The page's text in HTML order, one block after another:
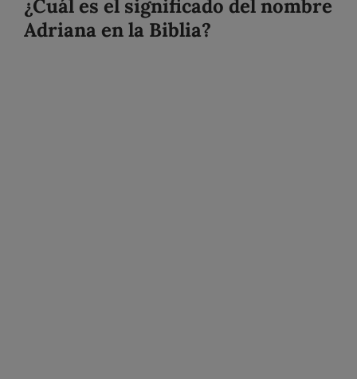
¿Cuál es el significado del nombre
Adriana en la Biblia?